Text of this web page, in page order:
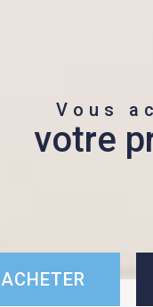
Vous
votre
ACHETER